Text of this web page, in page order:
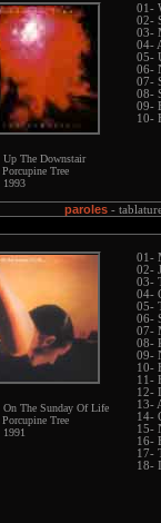
Up The Downstair
Porcupine Tree
1993
01-
02-
03-
04-
05-
06-
07-
08-
09-
10-
paroles-
On The Sunday Of Life
Porcupine Tree
1991
01-
02-
03-
04-
05-
06-
07-
08-
09-
10-
11-
12-
13-
14-
15-
16-
17-
18-